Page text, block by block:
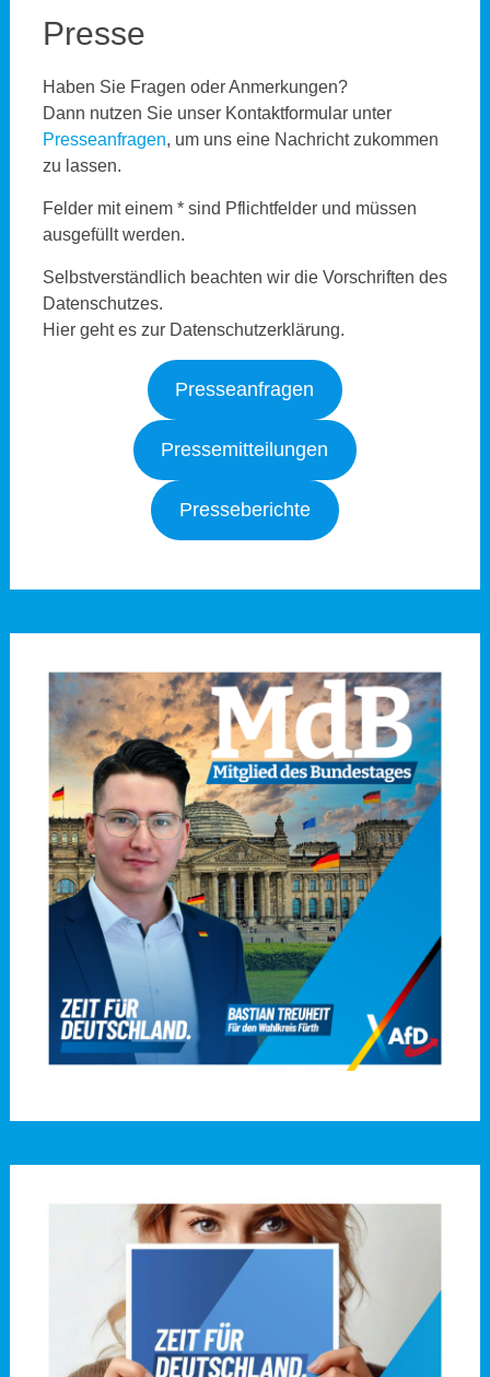
Presse
Haben Sie Fragen oder Anmerkungen?
Dann nutzen Sie unser Kontaktformular unter
Presseanfragen, um uns eine Nachricht zukommen
zu lassen.
Felder mit einem * sind Pflichtfelder und müssen
ausgefüllt werden.
Selbstverständlich beachten wir die Vorschriften des
Datenschutzes.
Hier geht es zur Datenschutzerklärung.
Presseanfragen
Pressemitteilungen
Presseberichte